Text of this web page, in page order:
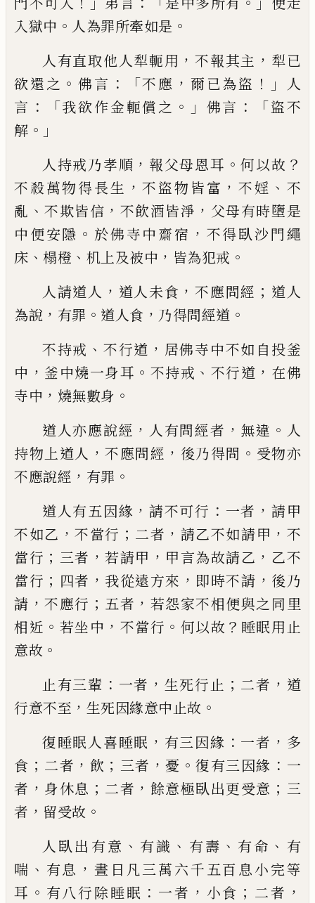
入獄中 。 人為罪所牽如是 。
人有直取他人犁軛用 ，不報其主 ， 犁已
欲還之 。佛言 ：「不應 ， 爾 已為盜 ！」
人
言 ：「我欲作金軛償之 。」 佛言 ：「盜不
解 。」
人持戒乃孝順 ， 報父母恩耳 。何以故 ？
不殺萬物得長生 ，不盜物皆富 ，不婬 、 不
亂 、不欺皆信 ， 不飲酒皆淨 ， 父母有時墮是
中便安隱 。 於佛寺中齋宿 ， 不得臥沙門繩
床 、 榻橙 、 机上及被中 ， 皆為犯戒 。
人請道人 ， 道人未食 ，不應問經 ； 道人
為說 ， 有罪 。 道人食 ， 乃得問經道 。
不持戒 、 不行道 ， 居佛寺中不如自投釜
中 ， 釜中燒一身耳 。 不持戒 、 不行道 ， 在佛
寺中 ， 燒無數身 。
道人亦應說經 ， 人有問經者 ， 無違 。 人
持物上道人 ，不應問經 ， 後乃得問 。 受物亦
不應說經 ， 有罪 。
道人有五因緣 ，請不可行 ： 一者 ， 請甲
不如乙 ，不當行 ； 二者 ， 請乙不如請甲 ， 不
當行 ； 三者 ，若請甲 ， 甲言為故請乙 ， 乙不
當行 ； 四者 ， 我從遠方來 ， 即時不請 ， 後乃
請 ，不應行 ； 五者 ， 若怨家不相便與之同里
相近 。 若坐中 ， 不當行 。 何以故 ？ 睡眠用止
意故 。
止有三輩 ： 一者 ， 生死行止 ； 二者 ， 道
行意不至 ， 生死因緣意中止故 。
復睡眠人喜睡眠 ， 有三因緣 ： 一者 ， 多
食 ； 二者 ， 飲 ； 三者 ，憂 。復有三因緣 ： 一
者 ， 身休息 ； 二者 ， 餘意極臥出更受意 ； 三
者 ， 留受故 。
人臥出有意 、 有識 、 有壽 、 有命 、 有
喘 、 有息 ， 晝日 凡三萬六千五百息小完等
耳 。 有八行除睡眠 ： 一者 ， 小食 ； 二者 ，